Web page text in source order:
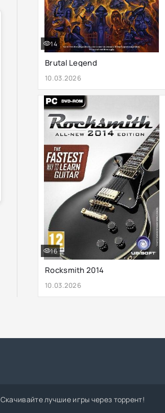
Brutal Legend
10.03.2026
14
Rocksmith 2014
10.03.2026
16
Скачивайте лучшие игры через торрент!